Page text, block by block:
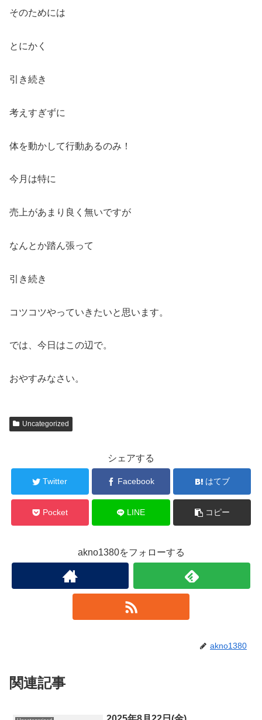
そのためには
とにかく
引き続き
考えすぎずに
体を動かして行動あるのみ！
今月は特に
売上があまり良く無いですが
なんとか踏ん張って
引き続き
コツコツやっていきたいと思います。
では、今日はこの辺で。
おやすみなさい。
Uncategorized
シェアする
Twitter Facebook はてブ
Pocket LINE コピー
akno1380をフォローする
akno1380
関連記事